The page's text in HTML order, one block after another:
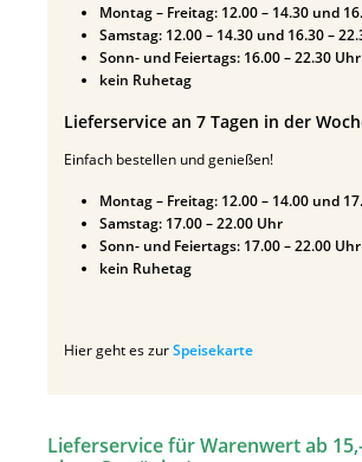
Montag – Freitag: 12.00 – 14.30 und
Samstag: 12.00 – 14.30 und 16.30 –
Sonn- und Feiertags: 16.00 – 22.30 Uhr
kein Ruhetag
Lieferservice an 7 Tagen in der
Einfach bestellen und genießen!
Montag – Freitag: 12.00 – 14.00 und
Samstag: 17.00 – 22.00 Uhr
Sonn- und Feiertags: 17.00 – 22.00 Uhr
kein Ruhetag
Hier geht es zurSpeisekarte
Lieferservice für Warenwert ab